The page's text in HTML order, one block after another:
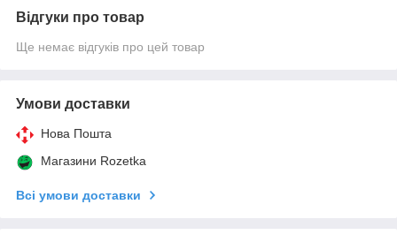
Відгуки про товар
Ще немає відгуків про цей товар
Умови доставки
Нова Пошта
Магазини Rozetka
Всі умови доставки